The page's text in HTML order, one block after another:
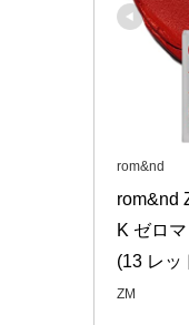
rom&nd
rom&nd
K ゼロ
(13 レッ
ZM